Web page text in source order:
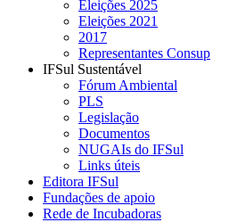
Eleições 2025
Eleições 2021
2017
Representantes Consup
IFSul Sustentável
Fórum Ambiental
PLS
Legislação
Documentos
NUGAIs do IFSul
Links úteis
Editora IFSul
Fundações de apoio
Rede de Incubadoras